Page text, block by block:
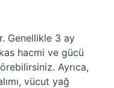
Genellikle 3 ay
hacmi ve gücü
Ayrıca,
vücut yağ